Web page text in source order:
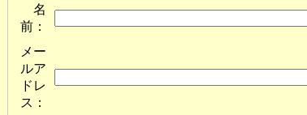
名
前：
メー
ルア
ドレ
ス：